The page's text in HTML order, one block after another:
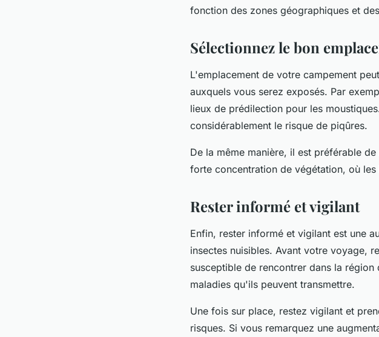
fonction des zones géographiques et
Sélectionnez le bon
L'emplacement de votre campement
auxquels vous serez exposés. Par
lieux de prédilection pour les
considérablement le risque de piqûres.
De la même manière, il est préférable
forte concentration de végétation, où
Rester informé et vigilant
Enfin, rester informé et vigilant est une
insectes nuisibles. Avant votre voyage,
susceptible de rencontrer dans la
maladies qu'ils peuvent transmettre.
Une fois sur place, restez vigilant et
risques. Si vous remarquez une